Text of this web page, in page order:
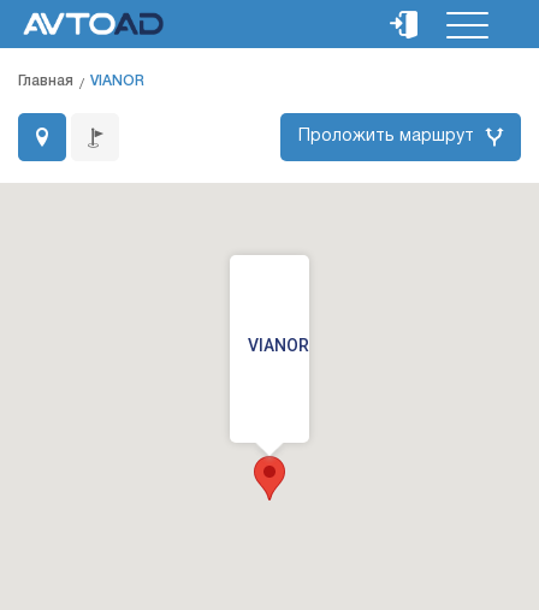
Главная VIANOR
Проложить маршрут
VIANOR